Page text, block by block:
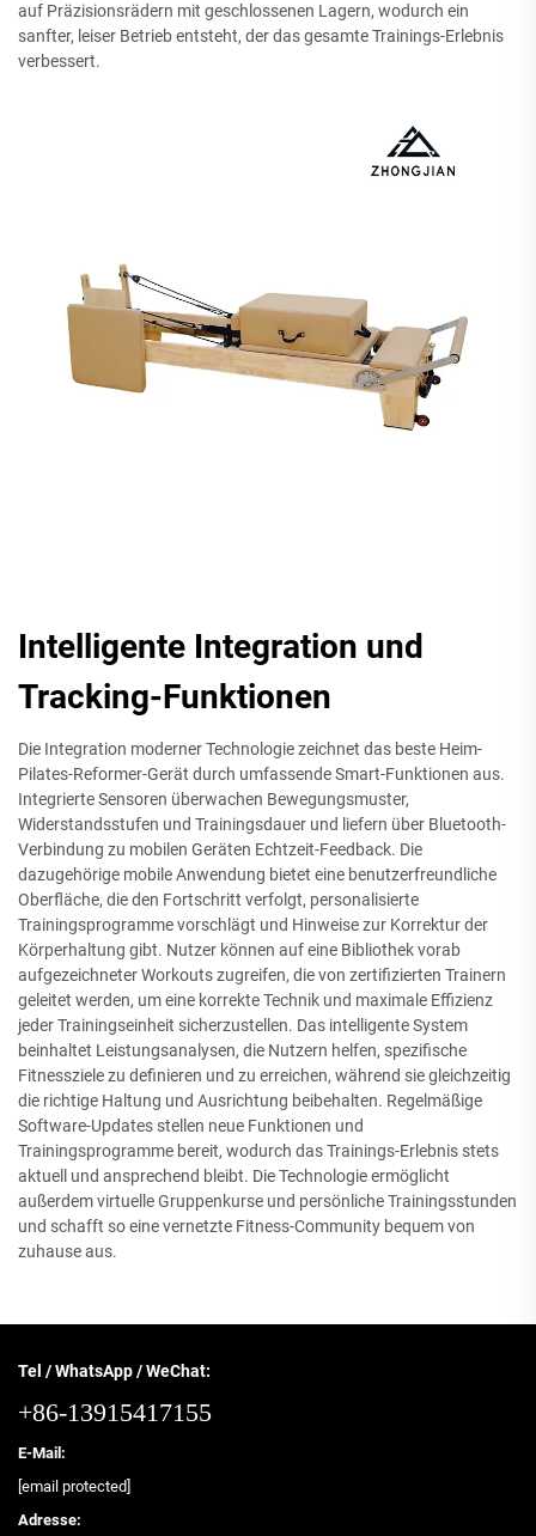
auf Präzisionsrädern mit geschlossenen Lagern, wodurch ein
sanfter, leiser Betrieb entsteht, der das gesamte Trainings-Erlebnis
verbessert.
Intelligente Integration und
Tracking-Funktionen
Die Integration moderner Technologie zeichnet das beste Heim-
Pilates-Reformer-Gerät durch umfassende Smart-Funktionen aus.
Integrierte Sensoren überwachen Bewegungsmuster,
Widerstandsstufen und Trainingsdauer und liefern über Bluetooth-
Verbindung zu mobilen Geräten Echtzeit-Feedback. Die
dazugehörige mobile Anwendung bietet eine benutzerfreundliche
Oberfläche, die den Fortschritt verfolgt, personalisierte
Trainingsprogramme vorschlägt und Hinweise zur Korrektur der
Körperhaltung gibt. Nutzer können auf eine Bibliothek vorab
aufgezeichneter Workouts zugreifen, die von zertifizierten Trainern
geleitet werden, um eine korrekte Technik und maximale Effizienz
jeder Trainingseinheit sicherzustellen. Das intelligente System
beinhaltet Leistungsanalysen, die Nutzern helfen, spezifische
Fitnessziele zu definieren und zu erreichen, während sie gleichzeitig
die richtige Haltung und Ausrichtung beibehalten. Regelmäßige
Software-Updates stellen neue Funktionen und
Trainingsprogramme bereit, wodurch das Trainings-Erlebnis stets
aktuell und ansprechend bleibt. Die Technologie ermöglicht
außerdem virtuelle Gruppenkurse und persönliche Trainingsstunden
und schafft so eine vernetzte Fitness-Community bequem von
zuhause aus.
Tel / WhatsApp / WeChat:
+86-13915417155
E-Mail:
[email protected]
Adresse: